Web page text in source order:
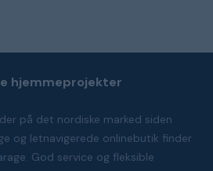
hjemmeprojekter
på det nordiske marked siden
og letnavigerede onlinebutik finder
God service og fleksible